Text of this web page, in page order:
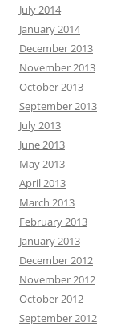
July 2014
January 2014
December 2013
November 2013
October 2013
September 2013
July 2013
June 2013
May 2013
April 2013
March 2013
February 2013
January 2013
December 2012
November 2012
October 2012
September 2012